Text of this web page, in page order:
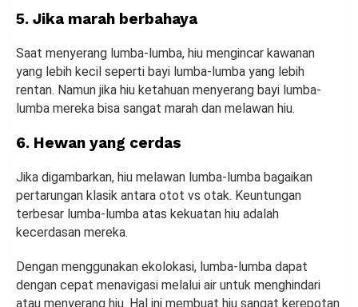
5. Jika marah berbahaya
Saat menyerang lumba-lumba, hiu mengincar kawanan
yang lebih kecil seperti bayi lumba-lumba yang lebih
rentan. Namun jika hiu ketahuan menyerang bayi lumba-
lumba mereka bisa sangat marah dan melawan hiu.
6. Hewan yang cerdas
Jika digambarkan, hiu melawan lumba-lumba bagaikan
pertarungan klasik antara otot vs otak. Keuntungan
terbesar lumba-lumba atas kekuatan hiu adalah
kecerdasan mereka.
Dengan menggunakan ekolokasi, lumba-lumba dapat
dengan cepat menavigasi melalui air untuk menghindari
atau menyerang hiu. Hal ini membuat hiu sangat kerepotan